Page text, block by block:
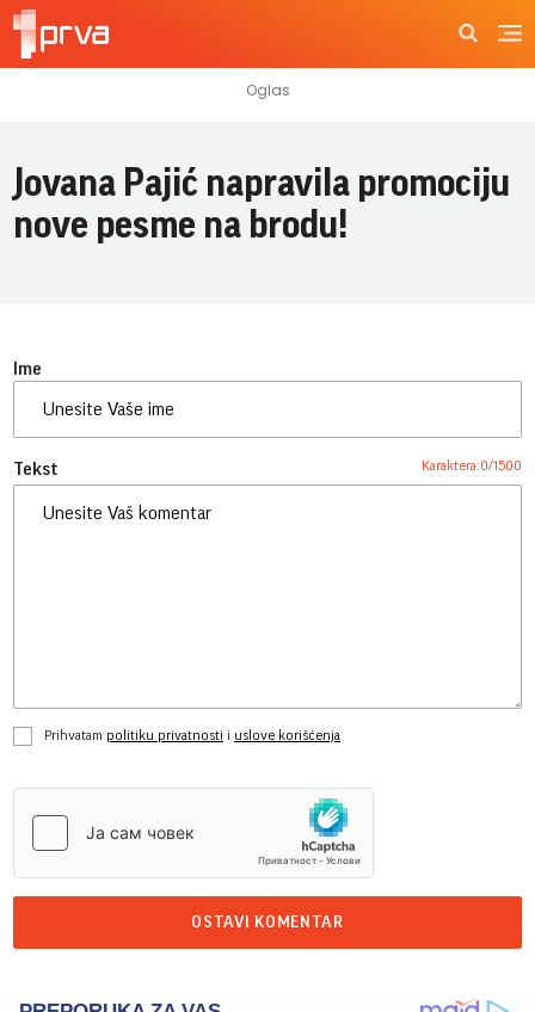
Jovana Pajić napravila promociju
nove pesme na brodu!
Ime
Tekst Karaktera:0/1500
Prihvatam politiku privatnosti i uslove korišćenja
OSTAVI KOMENTAR